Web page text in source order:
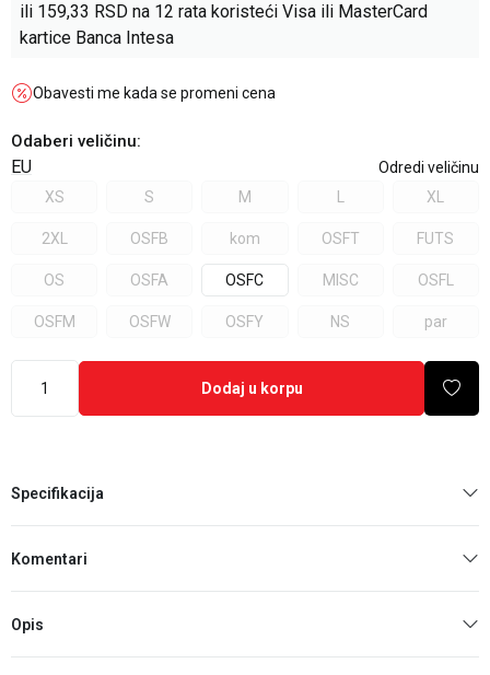
ili 159,33 RSD na 12 rata koristeći Visa ili MasterCard
kartice Banca Intesa
Obavesti me kada se promeni cena
Odaberi veličinu:
EU
Odredi veličinu
XS
S M XL
2XL OSFB kom OSFT FUTS
OS OSFA OSFC MISC OSFL
OSFM OSFW OSFY NS par
Dodaj u korpu
Specifikacija
Komentari
Opis